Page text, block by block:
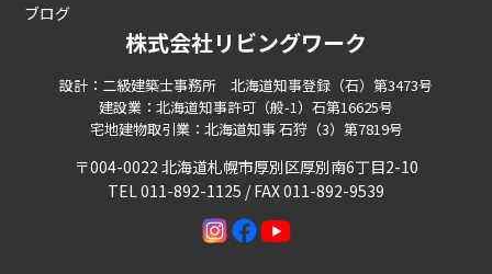
ブログ
株式会社リビングワーク
設計：二級建築士事務所 北海道知事登録（石）第3473号
建設業：北海道知事許可（般-1）石第16625号
宅地建物取引業：北海道知事 石狩（3）第7819号
〒004-0022 北海道札幌市厚別区厚別南6丁目2-10
TEL 011-892-1125 / FAX 011-892-9539